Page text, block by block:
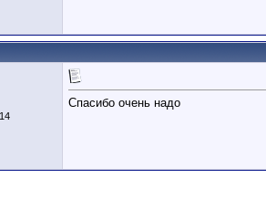
Спасибо очень надо